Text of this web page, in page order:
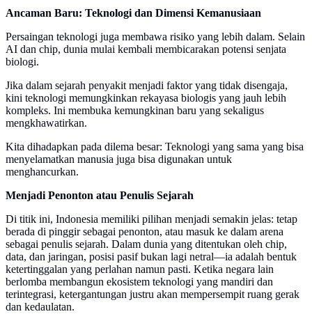
Ancaman Baru: Teknologi dan Dimensi Kemanusiaan
Persaingan teknologi juga membawa risiko yang lebih dalam. Selain
AI dan chip, dunia mulai kembali membicarakan potensi senjata
biologi.
Jika dalam sejarah penyakit menjadi faktor yang tidak disengaja,
kini teknologi memungkinkan rekayasa biologis yang jauh lebih
kompleks. Ini membuka kemungkinan baru yang sekaligus
mengkhawatirkan.
Kita dihadapkan pada dilema besar: Teknologi yang sama yang bisa
menyelamatkan manusia juga bisa digunakan untuk
menghancurkan.
Menjadi Penonton atau Penulis Sejarah
Di titik ini, Indonesia memiliki pilihan menjadi semakin jelas: tetap
berada di pinggir sebagai penonton, atau masuk ke dalam arena
sebagai penulis sejarah. Dalam dunia yang ditentukan oleh chip,
data, dan jaringan, posisi pasif bukan lagi netral—ia adalah bentuk
ketertinggalan yang perlahan namun pasti. Ketika negara lain
berlomba membangun ekosistem teknologi yang mandiri dan
terintegrasi, ketergantungan justru akan mempersempit ruang gerak
dan kedaulatan.